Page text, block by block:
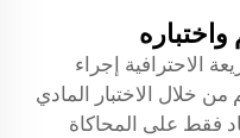
الاحترافية إجراء
خلال الاختبار المادي
فقط على المحاكاة